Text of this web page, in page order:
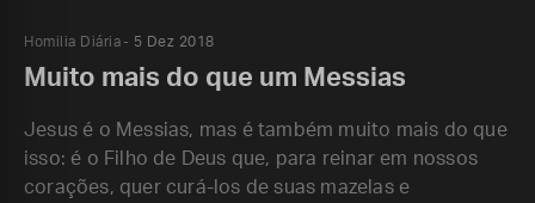
Homilia Diária 5 Dez 2018
Muito mais do que um Messias
Jesus é o Messias, mas é também muito mais do que
isso: é o Filho de Deus que, para reinar em nossos
corações, quer curá-los de suas mazelas e